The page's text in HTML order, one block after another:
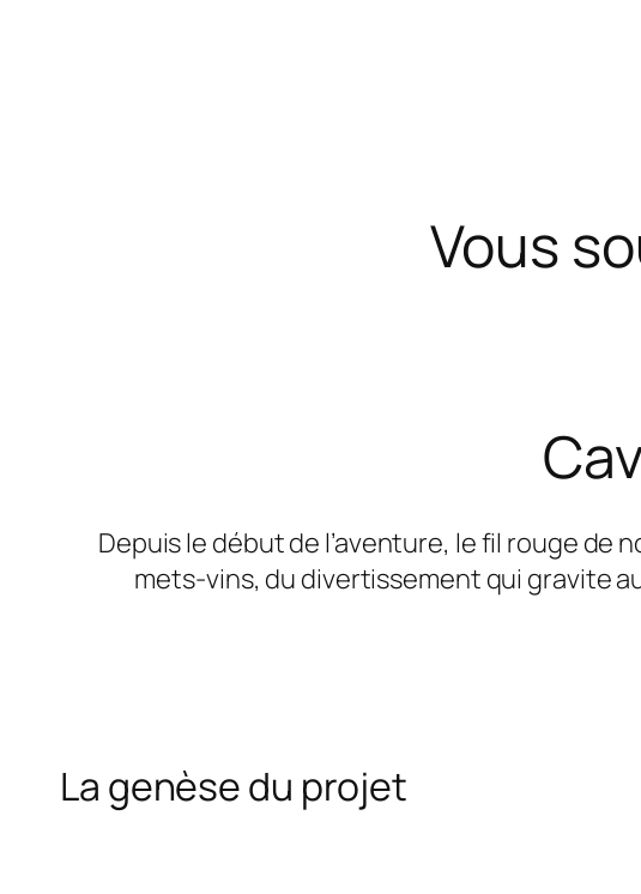
Vous
Depuis le début de l’aventure, le fil rouge de
mets-vins, du divertissement qui gravite
La genèse du projet